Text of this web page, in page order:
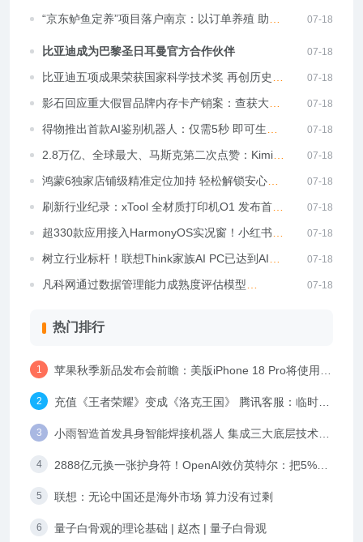
企接手德汽车工厂
“京东鲈鱼定养”项目落户南京：以订单养殖 助力
特色渔业提质增收
07-18
比亚迪成为巴黎圣日耳曼官方合作伙伴 07-18
比亚迪五项成果荣获国家科学技术奖 再创历史新
高
07-18
影石回应重大假冒品牌内存卡产销案：查获大量
假冒产品及设备 多人涉案落网
07-18
得物推出首款AI鉴别机器人：仅需5秒 即可生成
标准化鉴定报告
07-18
2.8万亿、全球最大、马斯克第二次点赞：Kimi
K3凭什么刷屏海内外
07-18
鸿蒙6独家店铺级精准定位加持 轻松解锁安心版
暑期亲子游
07-18
刷新行业纪录：xTool 全材质打印机O1 发布首日
销售额破亿！
07-18
超330款应用接入HarmonyOS实况窗！小红书、
铁路12306、美团等打造全新体验，各种场景一
窗搞定
07-18
树立行业标杆！联想Think家族AI PC已达到AI终
端智能化最高L3级
07-18
凡科网通过数据管理能力成熟度评估模型
07-18
热门排行
苹果秋季新品发布会前瞻：美版iPhone 18 Pro将使用高
通基带 支持毫米波频段
充值《王者荣耀》变成《洛克王国》 腾讯客服：临时界
面bug 团队在优化稳定
小雨智造首发具身智能焊接机器人 集成三大底层技术起
售价16.98万
2888亿元换一张护身符！OpenAI效仿英特尔：把5%股
份送给特朗普
联想：无论中国还是海外市场 算力没有过剩
量子白骨观的理论基础 | 赵杰 | 量子白骨观